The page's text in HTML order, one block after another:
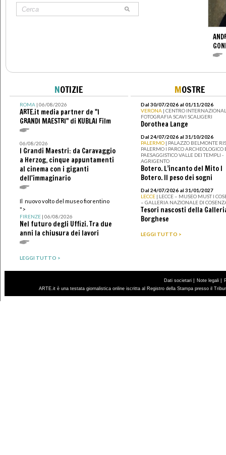
NOTIZIE
ROMA| 06/08/2026
ARTE.it media partner de "I
GRANDI MAESTRI" di KUBLAI Film
06/08/2026
I Grandi Maestri: da Caravaggio
a Herzog, cinque appuntamenti
al cinema con i giganti
dell'immaginario
Il nuovo volto del museo fiorentino
">
FIRENZE| 06/08/2026
Nel futuro degli Uffizi. Tra due
anni la chiusura dei lavori
LEGGI TUTTO >
MOSTRE
Dal 30/07/2026 al 01/11/2026
VERONA | CENTRO
FOTOGRAFIA SCAVI SCALIGERI
Dorothea Lange
Dal 24/07/2026 al 31/10/2026
PALERMO | PALAZZO BELMONTE
PALERMO I PARCO ARCHEOLOGICO
PAESAGGISTICO VALLE DEI TEMPLI -
AGRIGENTO
Botero. L’incanto del Mito I
Botero. Il peso dei sogni
Dal 24/07/2026 al 31/01/2027
LECCE | LECCE – MUSEO MUST I
– GALLERIA NAZIONALE DI
Tesori nascosti della
Borghese
LEGGI TUTTO >
Dati societari | Note legali |
ARTE.it è una testata giornalistica online iscritta al Registro della Stampa presso il